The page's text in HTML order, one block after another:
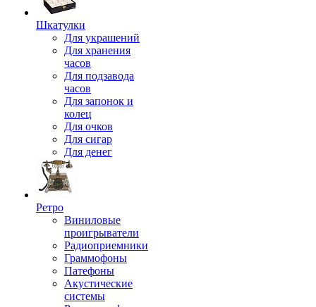
Шкатулки
Для украшений
Для хранения
часов
Для подзавода
часов
Для запонок и
колец
Для очков
Для сигар
Для денег
Ретро
Виниловые
проигрыватели
Радиоприемники
Граммофоны
Патефоны
Акустические
системы